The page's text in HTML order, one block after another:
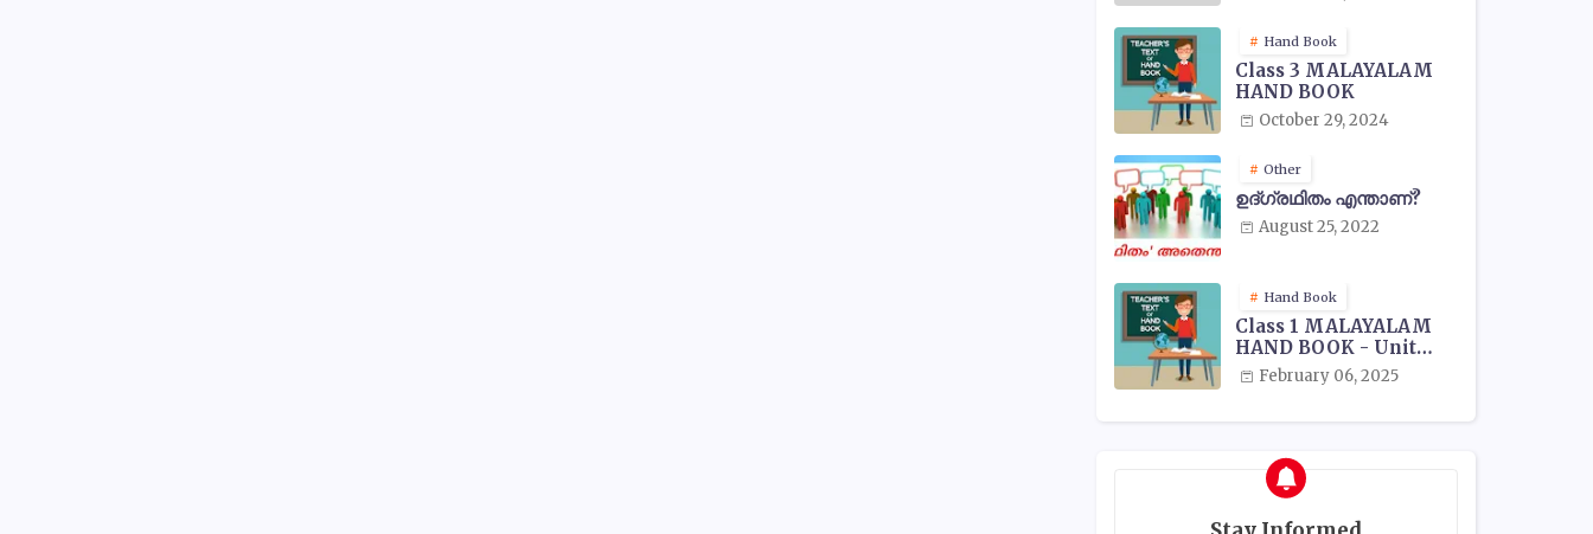
Hand Book
Class 3 MALAYALAM
HAND BOOK
October 29, 2024
Other
ഉദ്ഗ്രഥിതം എന്താണ്?
August 25, 2022
Hand Book
Class 1 MALAYALAM
HAND BOOK - Unit
WiseFebruary 06, 2025